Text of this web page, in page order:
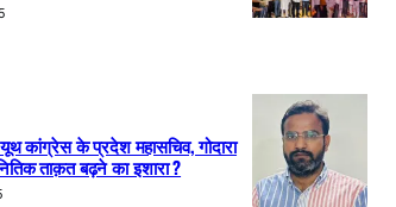
यूथ कांग्रेस के प्रदेश महासचिव, गोदारा
ताक़त बढ़ने का इशारा ?